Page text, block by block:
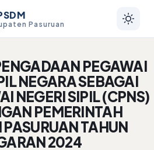
PEGAWAI
NEGARA SEBAGAI
NEGERI SIPIL (CPNS)
PEMERINTAH
TAHUN
2024
Pasuruan